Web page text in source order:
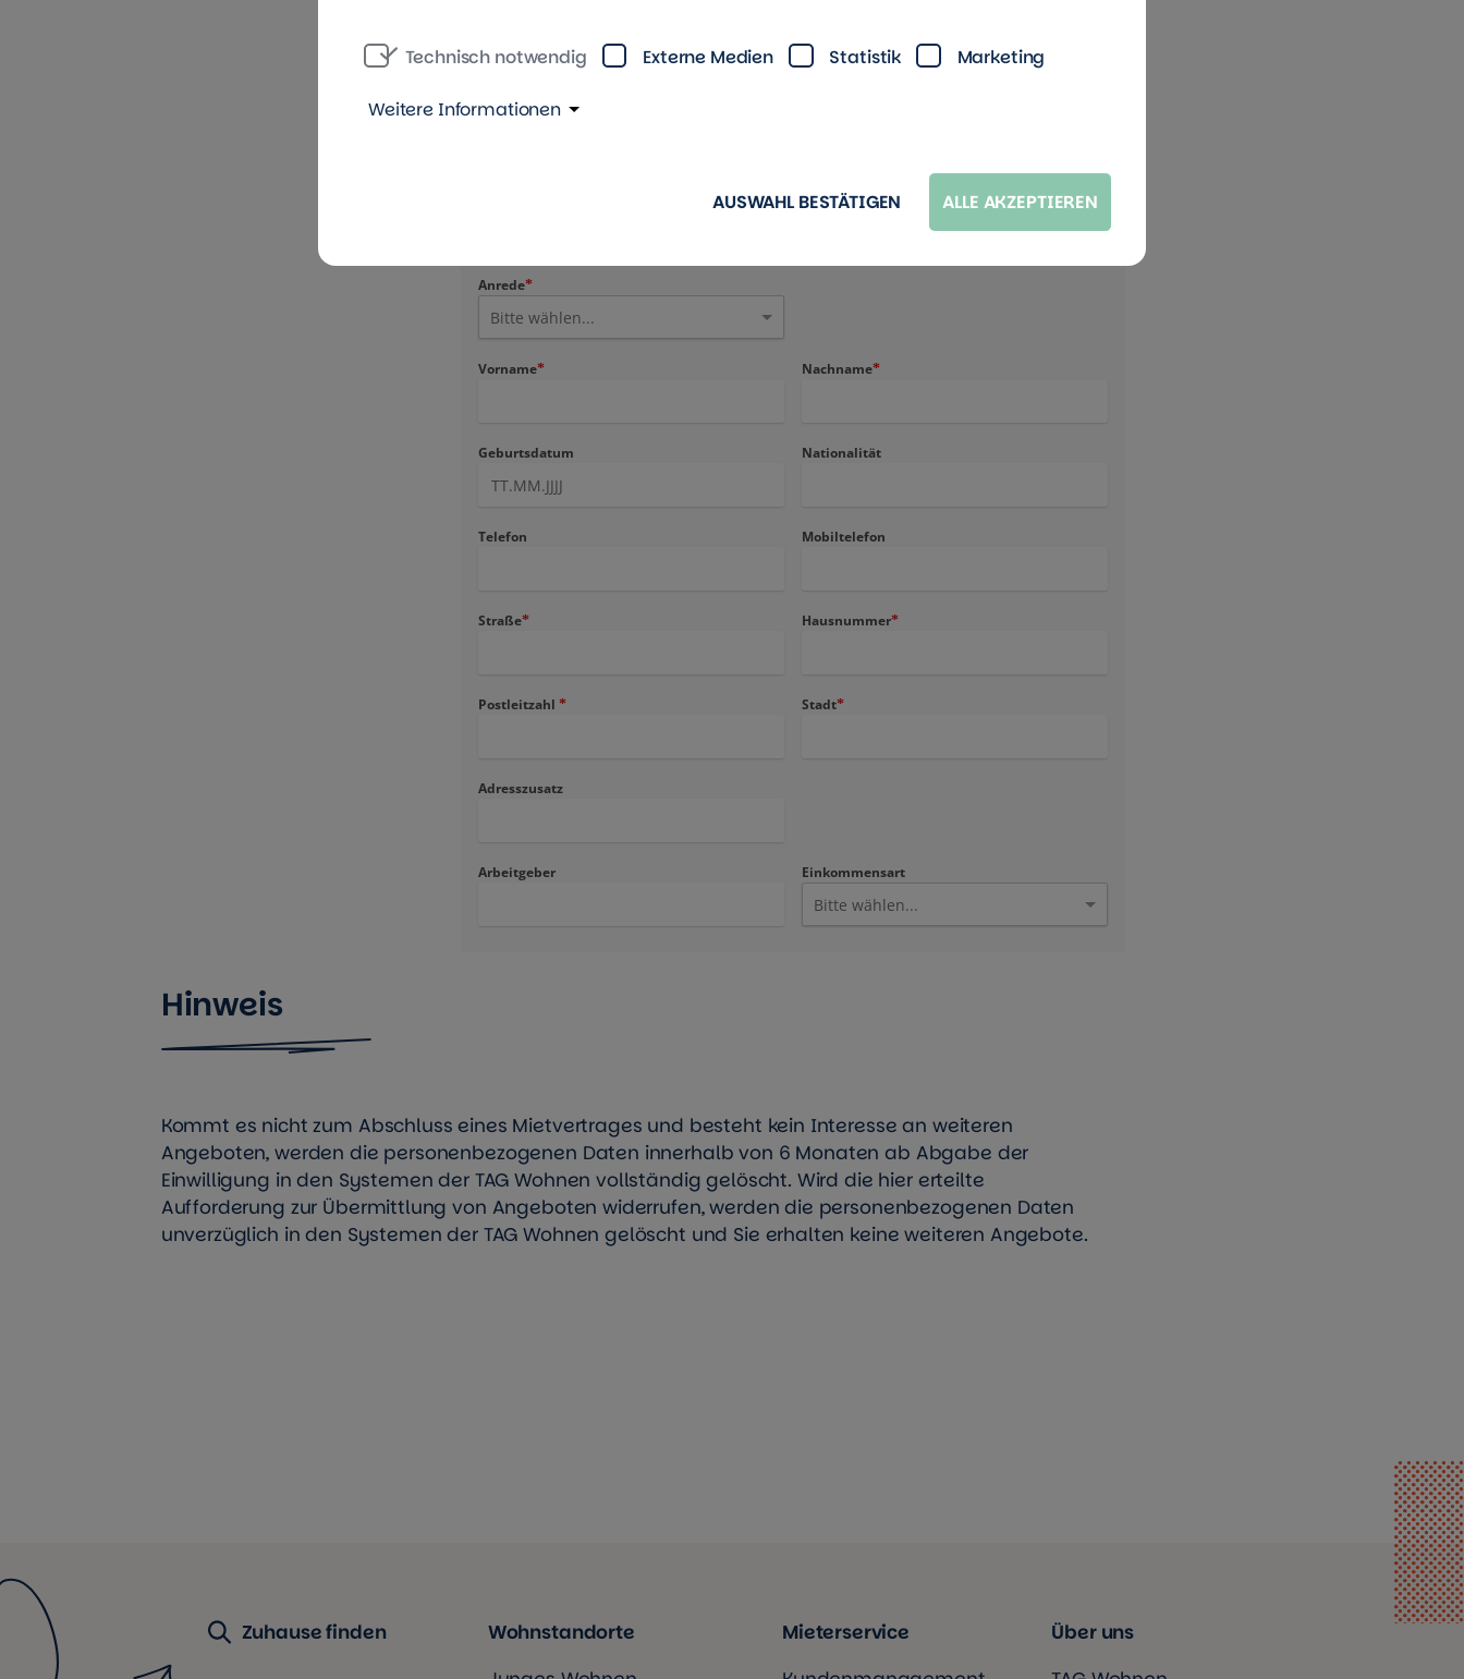
Hinweis
Kommt es nicht zum Abschluss eines Mietvertrages und besteht kein Interesse an weiteren
Angeboten, werden die personenbezogenen Daten innerhalb von 6 Monaten ab Abgabe der
Einwilligung in den Systemen der TAG Wohnen vollständig gelöscht. Wird die hier erteilte
Aufforderung zur Übermittlung von Angeboten widerrufen, werden die personenbezogenen Daten
unverzüglich in den Systemen der TAG Wohnen gelöscht und Sie erhalten keine weiteren Angebote.
Zuhause finden
Wohnstandorte
Mieterservice
Über uns
Technisch notwendig Externe Medien Statistik Marketing
Weitere Informationen
AUSWAHL BESTÄTIGEN ALLE AKZEPTIEREN